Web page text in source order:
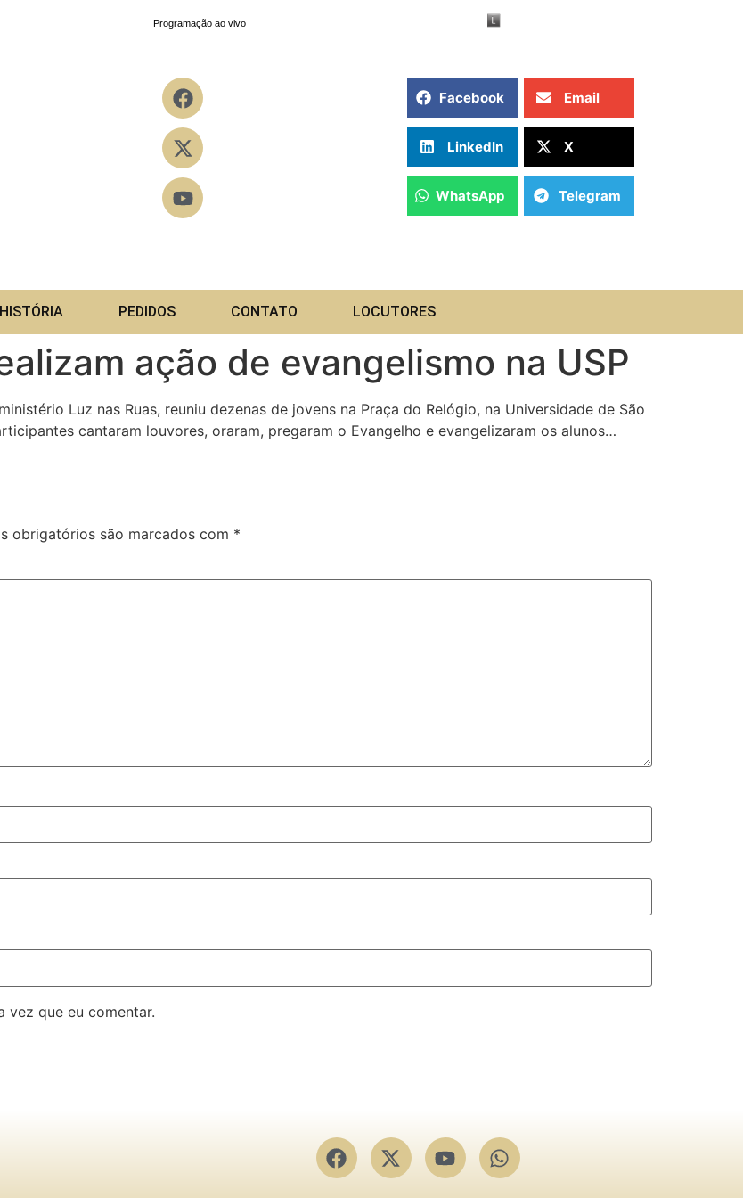
Facebook Email
LinkedIn X
WhatsApp Telegram
PEDIDOS CONTATO LOCUTORES
ação de evangelismo na USP
Luz nas Ruas, reuniu dezenas de jovens na Praça do Relógio, na Universidade de São
cantaram louvores, oraram, pregaram o Evangelho e evangelizaram os alunos…
obrigatórios são marcados com *
vez que eu comentar.